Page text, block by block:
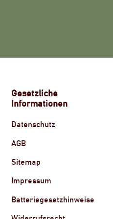
Gesetzliche
Informationen
Datenschutz
AGB
Sitemap
Impressum
Batteriegesetzhinweise